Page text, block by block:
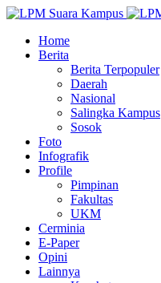
Home
Berita
Berita Terpopuler
Daerah
Nasional
Salingka Kampus
Sosok
Foto
Infografik
Profile
Pimpinan
Fakultas
UKM
Cerminia
E-Paper
Opini
Lainnya